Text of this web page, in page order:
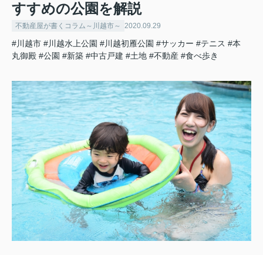
すすめの公園を解説
不動産屋が書くコラム～川越市～ 2020.09.29
#川越市 #川越水上公園 #川越初雁公園 #サッカー #テニス #本
丸御殿 #公園 #新築 #中古戸建 #土地 #不動産 #食べ歩き